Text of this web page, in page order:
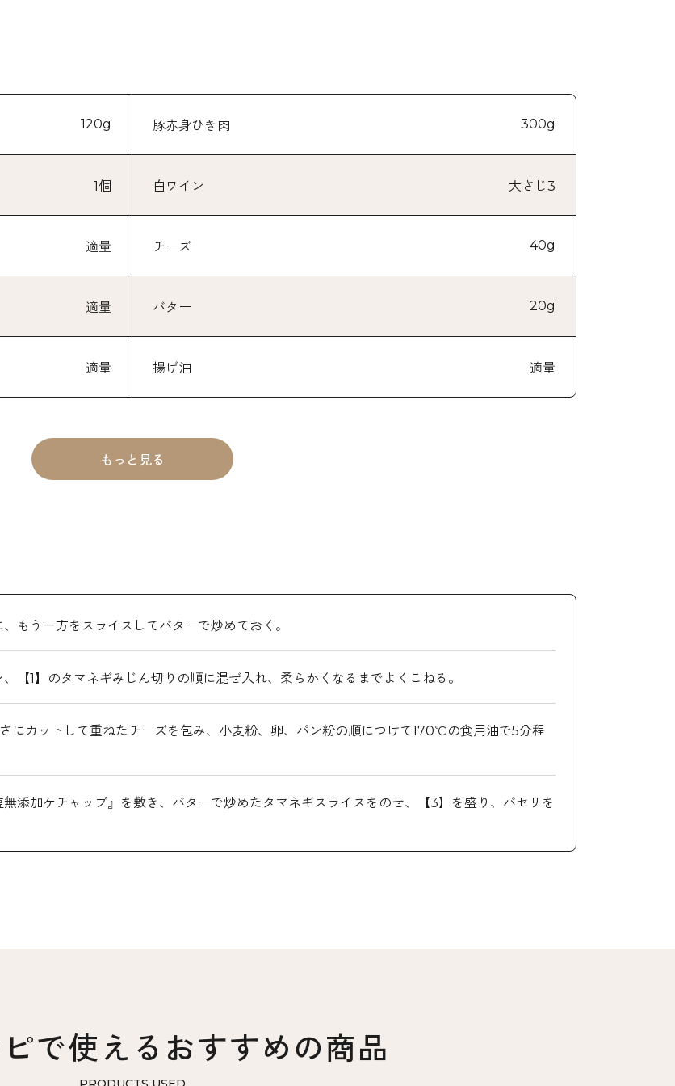
120g 豚赤身ひき肉 300g
1個 白ワイン 大さじ3
適量 チーズ 40g
適量 バター 20g
適量 揚げ油 適量
もっと見る
もう一方をスライスしてバターで炒めておく。
【1】のタマネギみじん切りの順に混ぜ入れ、柔らかくなるまでよくこねる。
にカットして重ねたチーズを包み、小麦粉、卵、パン粉の順につけて170℃の食用油で5分程
添加ケチャップ』を敷き、バターで炒めたタマネギスライスをのせ、【3】を盛り、パセリを
で使える おすすめの商品